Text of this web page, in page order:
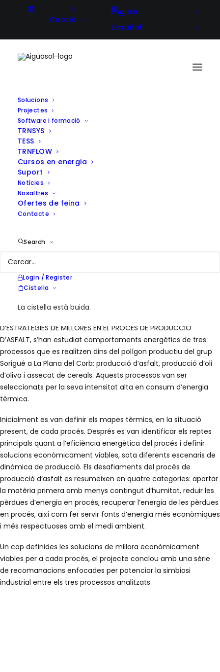
Català
English
Español
Solucions
Projectes
Software i formació
TRNSYS
TESS
TRNFLOW
Cursos en energia
Suport
Notícies
Nosaltres
Ofertes de feina
Contacte
Search
Login / Register
Cistella
La cistella està buida.
Diagnòstic energètic i
plantejament d’estratègies de
millora en el procés de producció
d’asfalts
Client
Location
Sorigué és un grup líder en producció d’asfalt, amb una llarga
D’ESTRATÈGIES DE MILLORES EN EL PROCÉS DE PRODUCCIÓ
D’ASFALT, s’han estudiat comportaments energètics de tres
processos que es realitzen dins del polígon productiu del grup
Sorigué a La Plana del Corb: producció d’asfalt, producció d’oli
d’oliva i assecat de cereals. Aquests processos van ser
seleccionats per la seva intensitat alta en consum d’energia
tèrmica.
Inicialment es van definir els mapes tèrmics, en la situació
present, de cada procés. Després es van identificar els reptes
principals quant a l’eficiència energètica del procés i definir
solucions econòmicament viables, sota diferents escenaris de
dinàmica de producció. Els desafiaments del procés de
producció d’asfalt es resumeixen en quatre categories: aportar
la matèria primera amb menys contingut d’humitat, reduir les
pèrdues d’energia en procés, recuperar l’energia de les pèrdues
en procés, així com fer servir fonts d’energia més econòmiques
i més respectuoses amb el medi ambient.
Un cop definides les solucions de millora econòmicament
viables per a cada procés, el projecte conclou amb una sèrie
de recomanacions enfocades per potenciar la simbiosi
industrial entre els tres processos analitzats.